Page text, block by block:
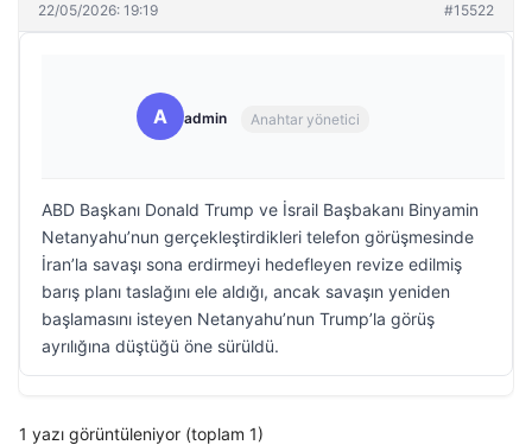
22/05/2026: 19:19 #15522
A admin Anahtar yönetici
ABD Başkanı Donald Trump ve İsrail Başbakanı Binyamin
Netanyahu’nun gerçekleştirdikleri telefon görüşmesinde
İran’la savaşı sona erdirmeyi hedefleyen revize edilmiş
barış planı taslağını ele aldığı, ancak savaşın yeniden
başlamasını isteyen Netanyahu’nun Trump’la görüş
ayrılığına düştüğü öne sürüldü.
1 yazı görüntüleniyor (toplam 1)